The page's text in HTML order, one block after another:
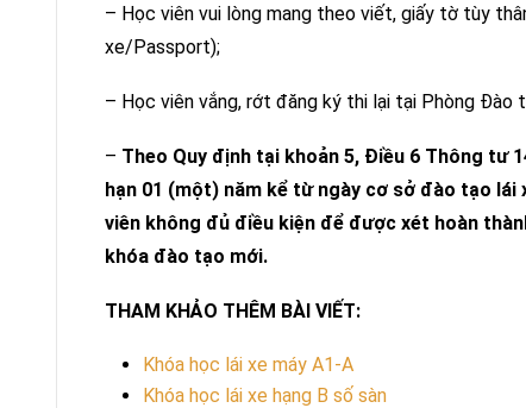
– Học viên vui lòng mang theo viết, giấy tờ tùy
xe/Passport);
– Học viên vắng, rớt đăng ký thi lại tại Phòng Đào
– Theo Quy định tại khoản 5, Điều 6 Thông tư
hạn 01 (một) năm kể từ ngày cơ sở đào tạo lái
viên không đủ điều kiện để được xét hoàn
khóa đào tạo mới.
THAM KHẢO THÊM BÀI VIẾT:
Khóa học lái xe máy A1-A
Khóa học lái xe hạng B số sàn